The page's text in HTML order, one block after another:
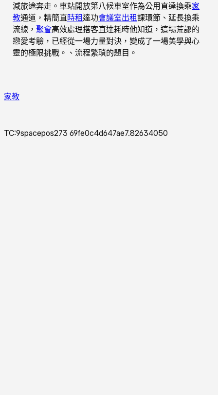
減旅途奔走。車站開放第八候車室作為公用直達換乘家
教通道，精簡直時租達功會議室出租課環節、延長換乘
流線， 聚會高效處理搭客直達耗時他知道，這場荒謬的
戀愛考驗，已經從一場力量對決，變成了一場美學與心
靈的極限挑戰。、流程繁瑣的題目。
家教
TC:9spacepos273 69fe0c4d647ae7.82634050